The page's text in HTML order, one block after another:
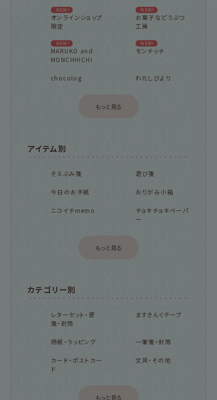
NEW!
オンラインショップ
限定
NEW!
お菓子などうぶつ
工房
NEW!
MARUKO and
MONCHHICHI
NEW!
モンチッチ
chocolog わたしびより
もっと見る
アイテム別
そえぶみ箋 遊び箋
今日のお手紙 おりがみ小箱
ニコイチmemo
チョキチョキペーパ
ー
もっと見る
カテゴリー別
レターセット・便
箋・封筒
ますきんぐテープ
柄紙・ラッピング 一筆箋・封筒
カード・ポストカー
ド
文具・その他
もっと見る